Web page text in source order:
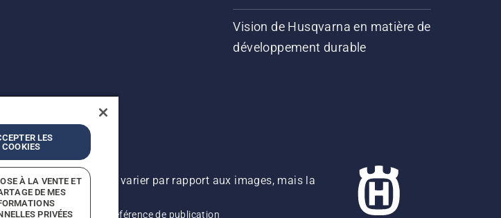
Vision de Husqvarna en matière de
développement durable
peut légèrement varier par rapport aux images, mais la
de confidentialité Référence de publication
LES
COOKIES
À LA VENTE ET
DE MES
PRIVÉES